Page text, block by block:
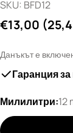
SKU: BFD12
Редовна
€13,00
Данъкът е
Гаранция
Милилитри:12